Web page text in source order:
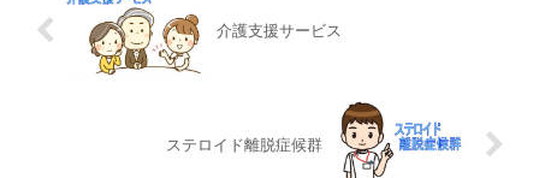
介護支援サービス
ステロイド離脱症候群